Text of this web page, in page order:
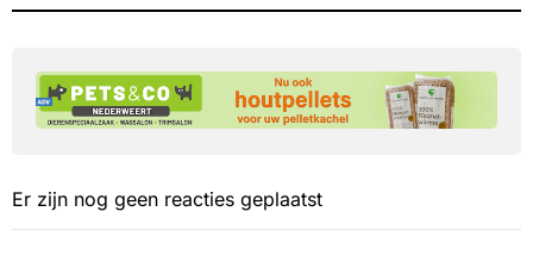
Er zijn nog geen reacties geplaatst